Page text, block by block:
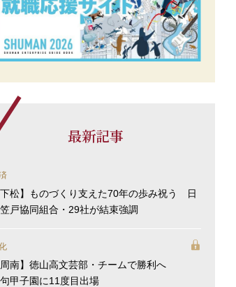
最新記事
下松】ものづくり支えた70年の歩み祝う 日
戸協同組合・29社が結束強調
周南】徳山高文芸部・チームで勝利へ
甲子園に11度目出場